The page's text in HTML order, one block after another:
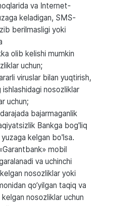
va Internet-
keladigan, SMS-
berilmasligi yoki
olib kelishi mumkin
uchun;
viruslar bilan yuqtirish,
nosozliklar
uchun;
bajarmaganlik
Bankga bog'liq
kelgan bo'lsa.
mobil
va uchinchi
nosozliklar yoki
qo‘yilgan taqiq va
nosozliklar uchun